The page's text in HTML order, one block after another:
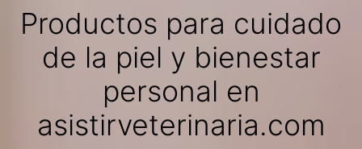
Productos para cuidado
de la piel y bienestar
personal en
asistirveterinaria.com